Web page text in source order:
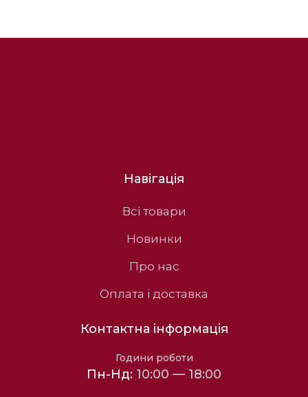
Навігація
Всі товари
Новинки
Про нас
Оплата і доставка
Контактна інформація
Години роботи
Пн-Нд: 10:00 — 18:00